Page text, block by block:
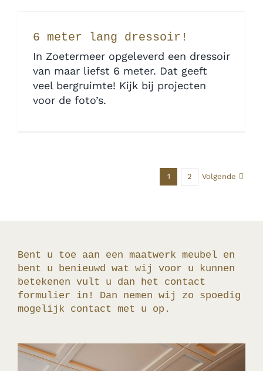
6 meter lang dressoir!
In Zoetermeer opgeleverd een dressoir
van maar liefst 6 meter. Dat geeft
veel bergruimte! Kijk bij projecten
voor de foto’s.
1 2 Volgende
Bent u toe aan een maatwerk meubel en
bent u benieuwd wat wij voor u kunnen
betekenen vult u dan het contact
formulier in! Dan nemen wij zo spoedig
mogelijk contact met u op.